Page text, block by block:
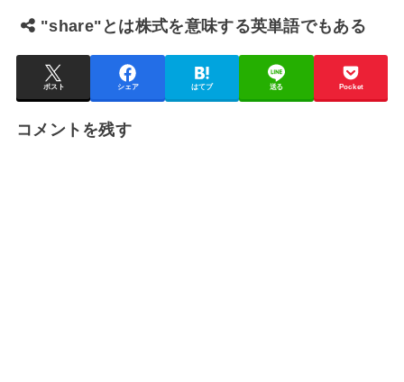
"share"とは株式を意味する英単語でもある
ポスト シェア はてブ 送る Pocket
コメントを残す